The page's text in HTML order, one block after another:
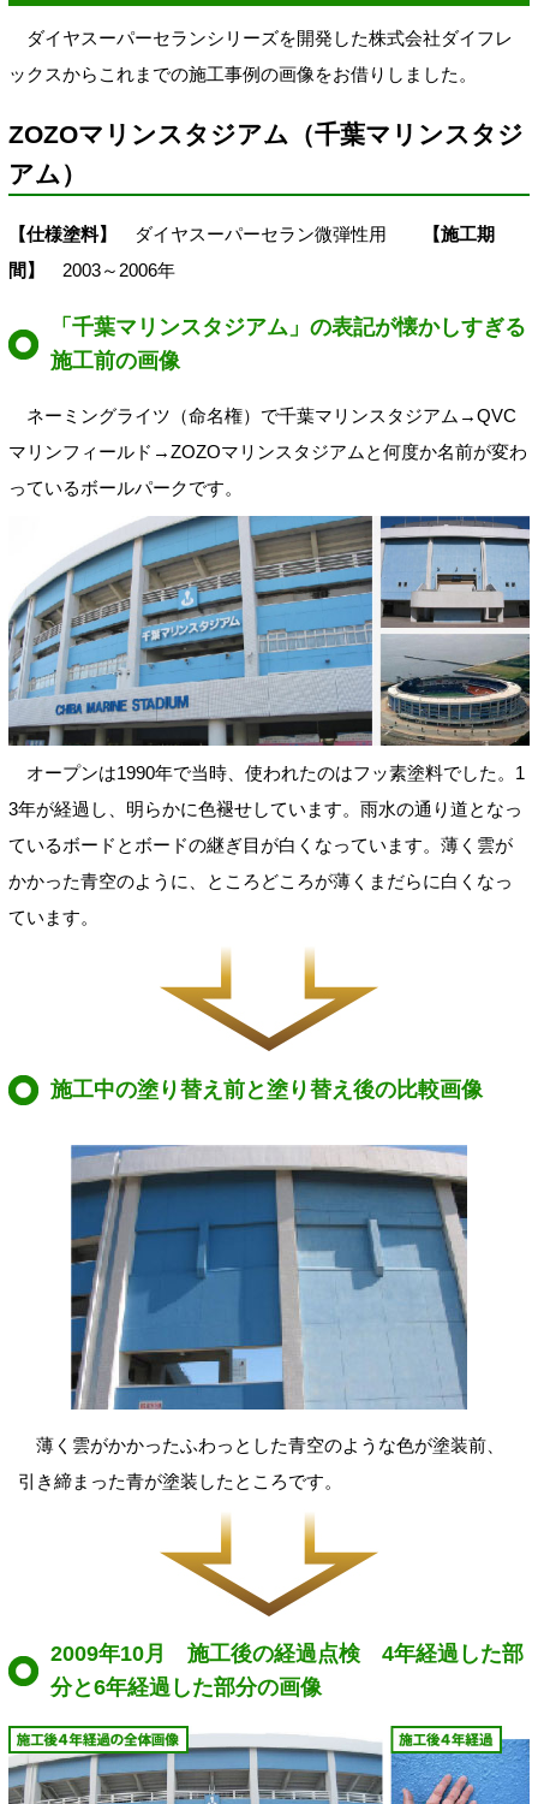
ダイヤスーパーセランシリーズを開発した株式会社ダイフレ
ックスからこれまでの施工事例の画像をお借りしました。
ZOZOマリンスタジアム（千葉マリンスタジ
アム）
【仕様塗料】 ダイヤスーパーセラン微弾性用
【施工期
間】
2003～2006年
「千葉マリンスタジアム」の表記が懐かしすぎる
施工前の画像
ネーミングライツ（命名権）で千葉マリンスタジアム→QVC
マリンフィールド→ZOZOマリンスタジアムと何度か名前が変わ
っているボールパークです。
オープンは1990年で当時、使われたのはフッ素塗料でした。1
3年が経過し、明らかに色褪せしています。雨水の通り道となっ
ているボードとボードの継ぎ目が白くなっています。薄く雲が
かかった青空のように、ところどころが薄くまだらに白くなっ
ています。
施工中の塗り替え前と塗り替え後の比較画像
薄く雲がかかったふわっとした青空のような色が塗装前、
引き締まった青が塗装したところです。
2009年10月 施工後の経過点検 4年経過した部
分と6年経過した部分の画像